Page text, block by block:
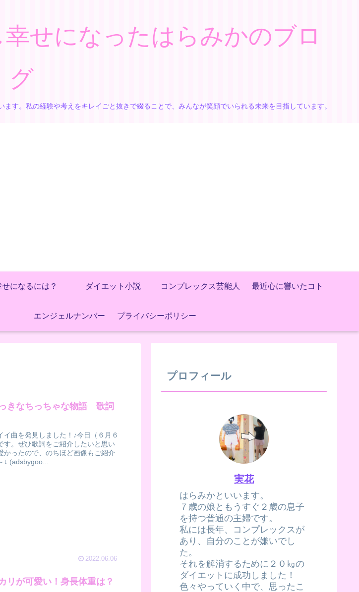
せになったはらみかのブロ
グ
す。私の経験や考えをキレイごと抜きで綴ることで、みんなが笑顔でいられる未来を目指しています。
せになるには？ ダイエット小説 コンプレックス芸能人 最近心に響いたコト
エンジェルナンバー プライバシーポリシー
きなちっちゃな物語 歌詞
曲を発見しました！♪今日（６月６
す。ぜひ歌詞をご紹介したいと思い
かったので、のちほど画像もご紹介
↓ (adsbygoo...
2022.06.06
リが可愛い！身長体重は？
プロフィール
実花
はらみかといいます。
７歳の娘ともうすぐ２歳の息子
を持つ普通の主婦です。
私には長年、コンプレックスが
あり、自分のことが嫌いでし
た。
それを解消するために２０㎏の
ダイエットに成功しました！
色々やっていく中で、思ったこ